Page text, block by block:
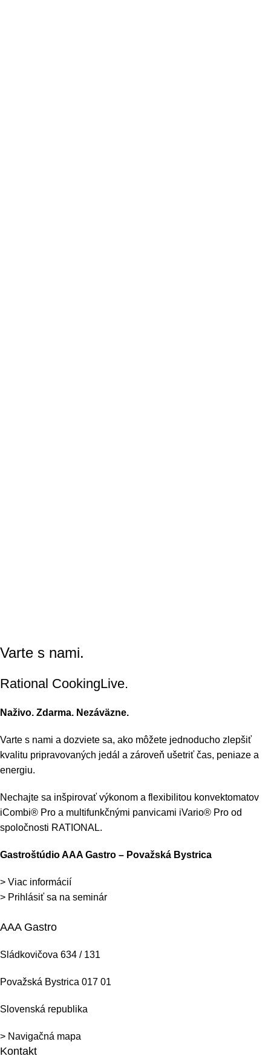
Varte s nami.
Rational CookingLive​.
Naživo. Zdarma. Nezáväzne.
Varte s nami a dozviete sa, ako môžete jednoducho zlepšiť
kvalitu pripravovaných jedál a zároveň ušetriť čas, peniaze a
energiu.
Nechajte sa inšpirovať výkonom a flexibilitou konvektomatov
iCombi® Pro a multifunkčnými panvicami iVario® Pro od
spoločnosti RATIONAL.
Gastroštúdio AAA Gastro – Považská Bystrica
> Viac informácií
> Prihlásiť sa na seminár
AAA Gastro
Sládkovičova 634 / 131
Považská Bystrica 017 01
Slovenská republika
> Navigačná mapa
Kontakt